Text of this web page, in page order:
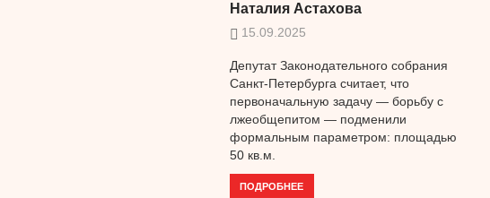
Наталия Астахова
15.09.2025
Депутат Законодательного собрания
Санкт-Петербурга считает, что
первоначальную задачу — борьбу с
лжеобщепитом — подменили
формальным параметром: площадью
50 кв.м.
ПОДРОБНЕЕ